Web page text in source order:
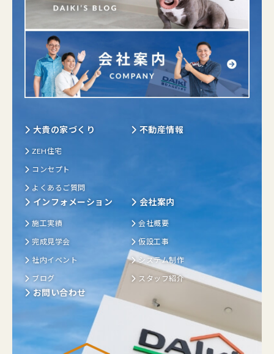
大貴の家づくり
ZEH住宅
コンセプト
よくあるご質問
不動産情報
インフォメーション
施工実績
完成見学会
社内イベント
ブログ
会社案内
会社概要
仮設工事
システム制作
スタッフ紹介
お問い合わせ